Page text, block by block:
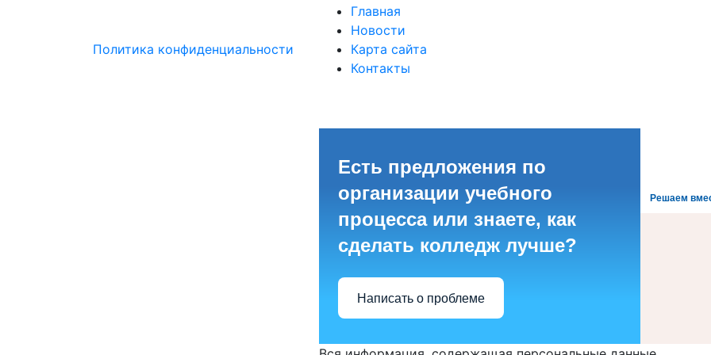
Политика конфиденциальности
Главная
Новости
Карта сайта
Контакты
Решаем
Есть предложения по
организации учебного
процесса или знаете, как
сделать колледж лучше?
Написать о проблеме